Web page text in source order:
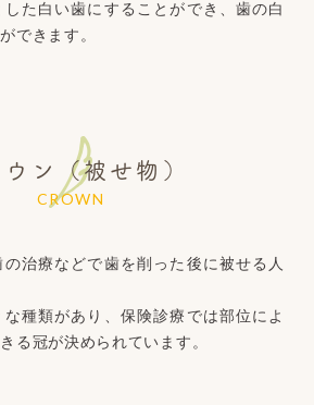
た白い歯にすることができ、歯の白
できます。
ン（被せ物）
CROWN
治療などで歯を削った後に被せる人
種類があり、保険診療では部位によ
る冠が決められています。